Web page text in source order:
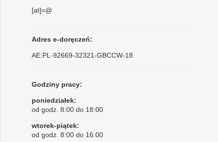
[at]=@
Adres e-doręczeń:
AE:PL-92669-32321-GBCCW-18
Godziny pracy:
poniedziałek:
od godz. 8:00 do 18:00
wtorek-piątek:
od godz. 8:00 do 16:00